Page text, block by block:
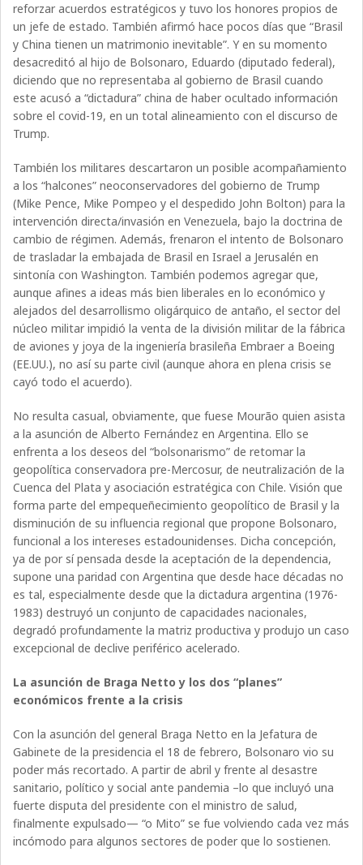
reforzar acuerdos estratégicos y tuvo los honores propios de
un jefe de estado. También afirmó hace pocos días que “Brasil
y China tienen un matrimonio inevitable”. Y en su momento
desacreditó al hijo de Bolsonaro, Eduardo (diputado federal),
diciendo que no representaba al gobierno de Brasil cuando
este acusó a “dictadura” china de haber ocultado información
sobre el covid-19, en un total alineamiento con el discurso de
Trump.
También los militares descartaron un posible acompañamiento
a los “halcones” neoconservadores del gobierno de Trump
(Mike Pence, Mike Pompeo y el despedido John Bolton) para la
intervención directa/invasión en Venezuela, bajo la doctrina de
cambio de régimen. Además, frenaron el intento de Bolsonaro
de trasladar la embajada de Brasil en Israel a Jerusalén en
sintonía con Washington. También podemos agregar que,
aunque afines a ideas más bien liberales en lo económico y
alejados del desarrollismo oligárquico de antaño, el sector del
núcleo militar impidió la venta de la división militar de la fábrica
de aviones y joya de la ingeniería brasileña Embraer a Boeing
(EE.UU.), no así su parte civil (aunque ahora en plena crisis se
cayó todo el acuerdo).
No resulta casual, obviamente, que fuese Mourão quien asista
a la asunción de Alberto Fernández en Argentina. Ello se
enfrenta a los deseos del “bolsonarismo” de retomar la
geopolítica conservadora pre-Mercosur, de neutralización de la
Cuenca del Plata y asociación estratégica con Chile. Visión que
forma parte del empequeñecimiento geopolítico de Brasil y la
disminución de su influencia regional que propone Bolsonaro,
funcional a los intereses estadounidenses. Dicha concepción,
ya de por sí pensada desde la aceptación de la dependencia,
supone una paridad con Argentina que desde hace décadas no
es tal, especialmente desde que la dictadura argentina (1976-
1983) destruyó un conjunto de capacidades nacionales,
degradó profundamente la matriz productiva y produjo un caso
excepcional de declive periférico acelerado.
La asunción de Braga Netto y los dos “planes”
económicos frente a la crisis
Con la asunción del general Braga Netto en la Jefatura de
Gabinete de la presidencia el 18 de febrero, Bolsonaro vio su
poder más recortado. A partir de abril y frente al desastre
sanitario, político y social ante pandemia –lo que incluyó una
fuerte disputa del presidente con el ministro de salud,
finalmente expulsado— “o Mito” se fue volviendo cada vez más
incómodo para algunos sectores de poder que lo sostienen.